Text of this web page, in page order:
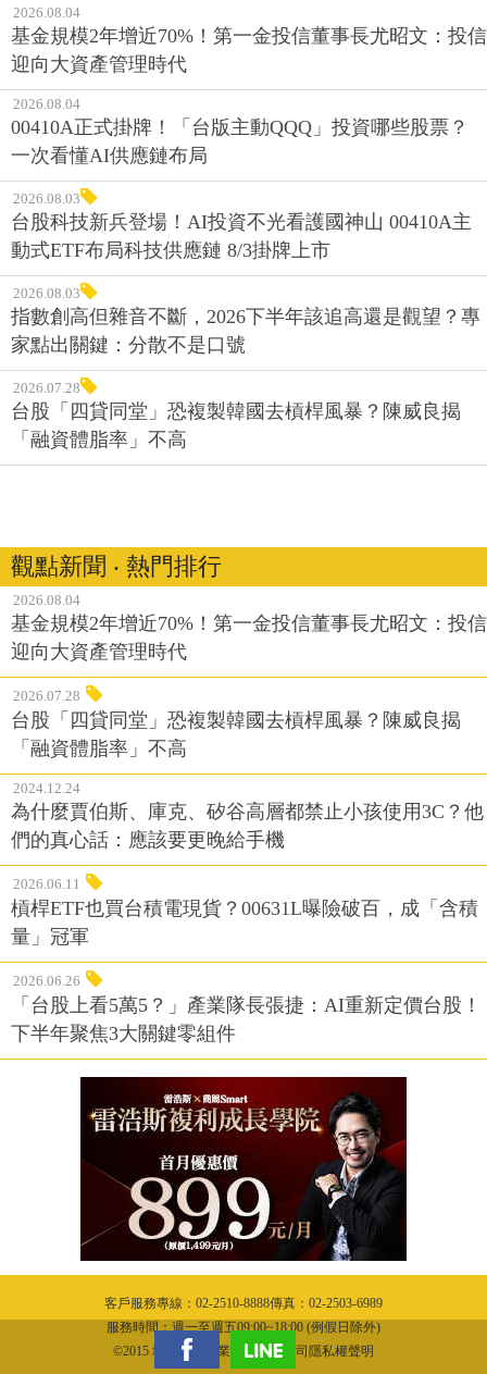
2026.08.04
基金規模2年增近70%！第一金投信董事長尤昭文：投信
迎向大資產管理時代
2026.08.04
00410A正式掛牌！「台版主動QQQ」投資哪些股票？
一次看懂AI供應鏈布局
2026.08.03
台股科技新兵登場！AI投資不光看護國神山 00410A主
動式ETF布局科技供應鏈 8/3掛牌上市
2026.08.03
指數創高但雜音不斷，2026下半年該追高還是觀望？專
家點出關鍵：分散不是口號
2026.07.28
台股「四貸同堂」恐複製韓國去槓桿風暴？陳威良揭
「融資體脂率」不高
觀點新聞 ‧ 熱門排行
2026.08.04
基金規模2年增近70%！第一金投信董事長尤昭文：投信
迎向大資產管理時代
2026.07.28
台股「四貸同堂」恐複製韓國去槓桿風暴？陳威良揭
「融資體脂率」不高
2024.12.24
為什麼賈伯斯、庫克、矽谷高層都禁止小孩使用3C？他
們的真心話：應該要更晚給手機
2026.06.11
槓桿ETF也買台積電現貨？00631L曝險破百，成「含積
量」冠軍
2026.06.26
「台股上看5萬5？」產業隊長張捷：AI重新定價台股！
下半年聚焦3大關鍵零組件
客戶服務專線：02-2510-8888傳真：02-2503-6989
服務時間：週一至週五09:00~18:00 (例假日除外)
©2015 城邦文化事業股份有限公司隱私權聲明